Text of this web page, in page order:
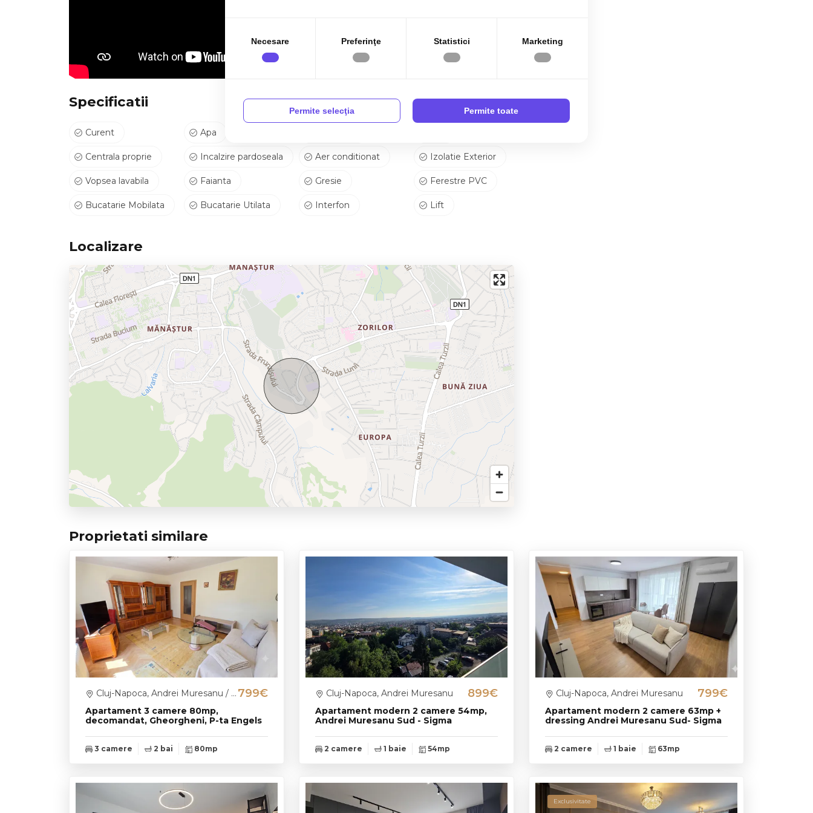
=> Disponibilitate: Proprietatea este disponibila imediat pentru mutare.
ID intern: P11465
Va invitam sa programati o vizionare pentru a descoperi potentialul acestei proprietati!
Specificatii
Curent Apa
Centrala proprie Incalzire pardoseala Aer conditionat Izolatie Exterior
Vopsea lavabila Faianta Gresie Ferestre PVC
Bucatarie Mobilata Bucatarie Utilata Interfon Lift
Localizare
Proprietati similare
Apartament 3 camere 80mp,
decomandat, Gheorgheni, P-ta Engels
Cluj-Napoca, Andrei Muresanu / P-ta Engels 799€
3 camere 2 bai 80mp
Apartament modern 2 camere 54mp,
Andrei Muresanu Sud - Sigma
Cluj-Napoca, Andrei Muresanu 899€
2 camere 1 baie 54mp
Apartament modern 2 camere 63mp +
dressing Andrei Muresanu Sud- Sigma
Cluj-Napoca, Andrei Muresanu 799€
2 camere 1 baie 63mp
Exclusivitate
Necesare Preferinţe Statistici Marketing
Permite selecţia Permite toate